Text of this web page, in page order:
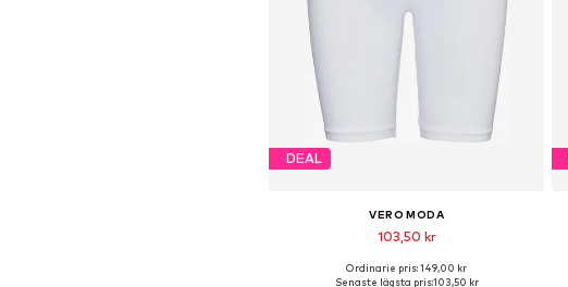
DEAL
VERO MODA
103,50 kr
Tillgängliga storlekar: XS-S, S-M, M-L, L-XL
Ordinarie pris: 149,00 kr
Senaste lägsta pris:103,50 kr